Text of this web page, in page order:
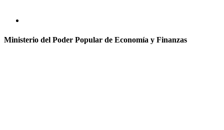
Ministerio del Poder Popular de Economía y Finanzas